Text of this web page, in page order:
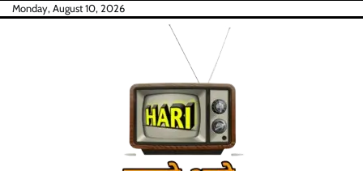
SkipMonday, August 10, 2026